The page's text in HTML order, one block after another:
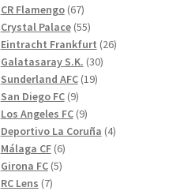
produkter
CR Flamengo 6767
produkter
Crystal Palace 5555
produkter
Eintracht Frankfurt 2626
Galatasaray S.K. 3030
Sunderland AFC 1919
San Diego FC 99
produkter
Los Angeles FC 99
produkter
Deportivo La Coruña 44
Málaga CF 66
produkter
Girona FC 55
RC Lens 77